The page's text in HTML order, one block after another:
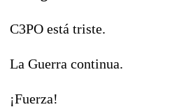
C3PO está triste.
La Guerra continua.
¡Fuerza!